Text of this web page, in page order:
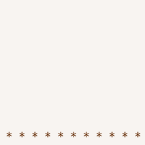
＊＊＊＊＊＊＊＊＊